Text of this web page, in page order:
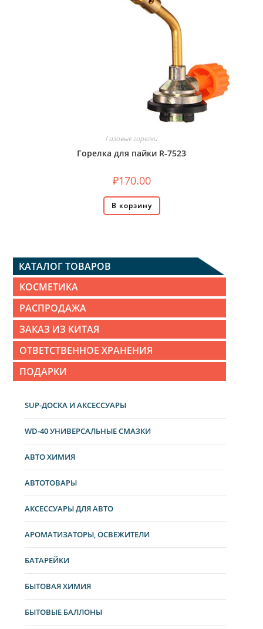
Газовые горелки
Горелка для пайки R-7523
₽170.00
В корзину
КАТАЛОГ ТОВАРОВ
КОСМЕТИКА
РАСПРОДАЖА
ЗАКАЗ ИЗ КИТАЯ
ОТВЕТСТВЕННОЕ ХРАНЕНИЯ
ПОДАРКИ
SUP-ДОСКА И АКСЕССУАРЫ
WD-40 УНИВЕРСАЛЬНЫЕ СМАЗКИ
АВТО ХИМИЯ
АВТОТОВАРЫ
АКСЕССУАРЫ ДЛЯ АВТО
АРОМАТИЗАТОРЫ, ОСВЕЖИТЕЛИ
БАТАРЕЙКИ
БЫТОВАЯ ХИМИЯ
БЫТОВЫЕ БАЛЛОНЫ